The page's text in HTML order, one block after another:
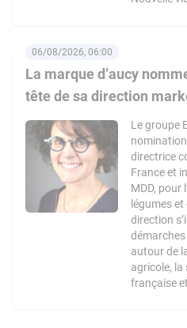
La marque d’aucy
tête de sa direction
06/08/2026, 06:00
Le groupe
directrice
France et
MDD, pour
légumes
direction
autour de
agricole,
française